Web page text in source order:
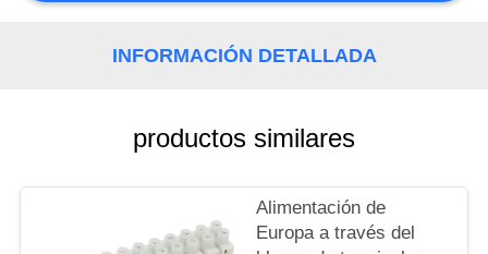
DEL
INFORMACIÓN DETALLADA
productos similares
Alimentación de
Europa a través del